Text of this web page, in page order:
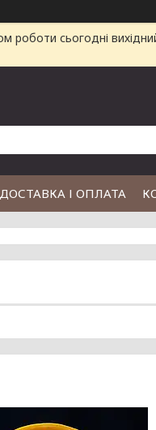
роботи сьогодні
ДОСТАВКА І ОПЛАТА